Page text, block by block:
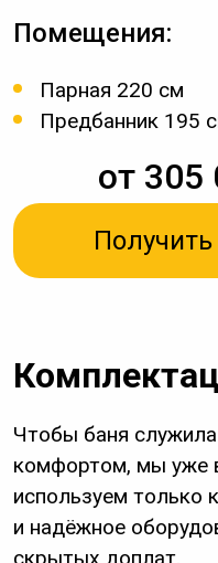
Помещения:
Парная 220 см
Предбанник 195
от 305
Чтобы баня
комфортом, мы уже
используем только
и надёжное